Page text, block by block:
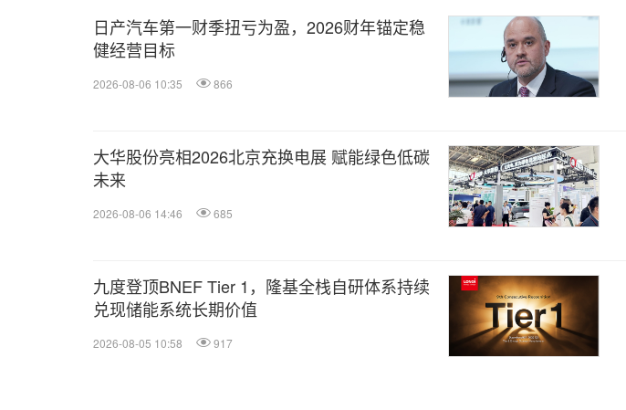
日产汽车第一财季扭亏为盈，2026财年锚定稳
健经营目标
2026-08-06 10:35 866
大华股份亮相2026北京充换电展 赋能绿色低碳
未来
2026-08-06 14:46 685
九度登顶BNEF Tier 1，隆基全栈自研体系持续
兑现储能系统长期价值
2026-08-05 10:58 917